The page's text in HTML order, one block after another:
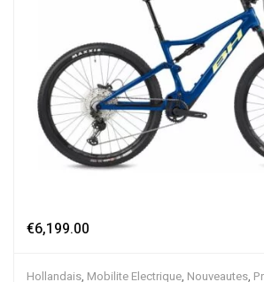
€6,199.00
Hollandais, Mobilite Electrique, Nouveautes,